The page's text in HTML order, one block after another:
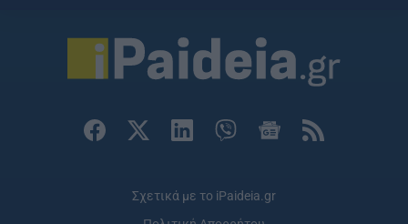
Σχετικά με το iPaideia.gr